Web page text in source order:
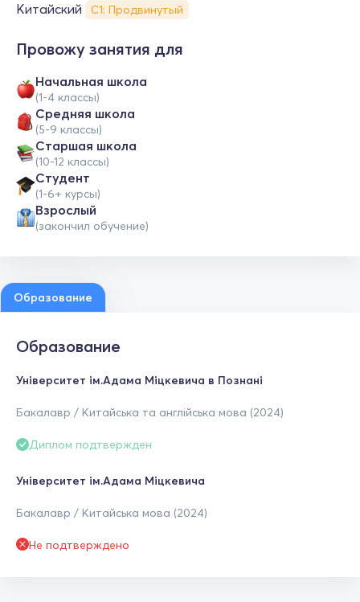
Китайский С1: Продвинутый
Провожу занятия для
Начальная школа
(1-4 классы)
Средняя школа
(5-9 классы)
Cтаршая школа
(10-12 классы)
Студент
(1-6+ курсы)
Взрослый
(закончил обучение)
Образование
Образование
Університет ім.Адама Міцкевича в Познані
Бакалавр / Китайська та англійська мова (2024)
Диплом подтвержден
Університет ім.Адама Міцкевича
Бакалавр / Китайська мова (2024)
Не подтверждено